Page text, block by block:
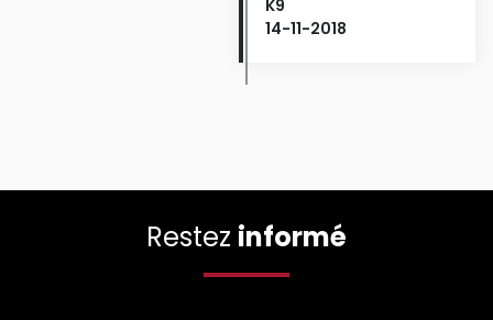
K9
14-11-2018
Restez informé